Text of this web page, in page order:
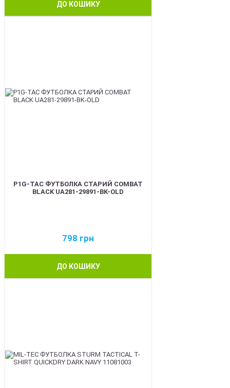
ДО КОШИКУ
P1G-TAC ФУТБОЛКА СТАРИЙ COMBAT
BLACK UA281-29891-BK-OLD
798 грн
ДО КОШИКУ